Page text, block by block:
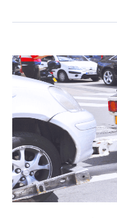
7.社員（従業者）
人事･勤怠･健康・労
退職関連処理等の各
業員同士の連絡のた
8.取引先個人情報
取引先としての選定
続き業務、取引管理
のため